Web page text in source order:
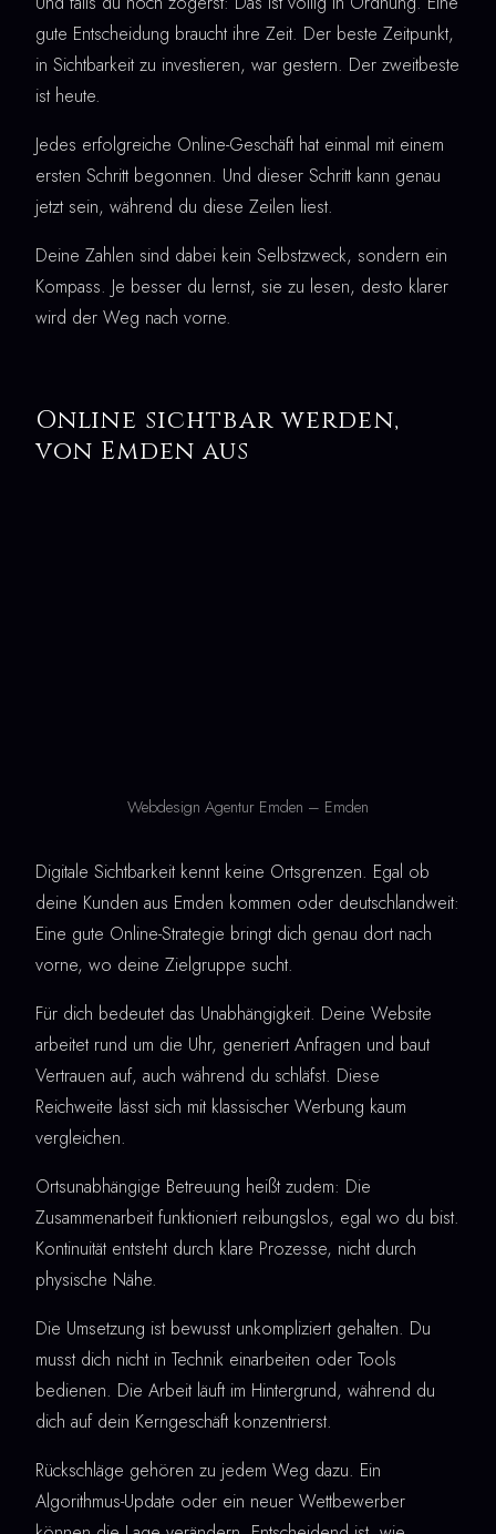
gute Entscheidung braucht ihre Zeit. Der beste Zeitpunkt,
in Sichtbarkeit zu investieren, war gestern. Der zweitbeste
ist heute.
Jedes erfolgreiche Online-Geschäft hat einmal mit einem
ersten Schritt begonnen. Und dieser Schritt kann genau
jetzt sein, während du diese Zeilen liest.
Deine Zahlen sind dabei kein Selbstzweck, sondern ein
Kompass. Je besser du lernst, sie zu lesen, desto klarer
wird der Weg nach vorne.
Online sichtbar werden,
von Emden aus
Webdesign Agentur Emden – Emden
Digitale Sichtbarkeit kennt keine Ortsgrenzen. Egal ob
deine Kunden aus Emden kommen oder deutschlandweit:
Eine gute Online-Strategie bringt dich genau dort nach
vorne, wo deine Zielgruppe sucht.
Für dich bedeutet das Unabhängigkeit. Deine Website
arbeitet rund um die Uhr, generiert Anfragen und baut
Vertrauen auf, auch während du schläfst. Diese
Reichweite lässt sich mit klassischer Werbung kaum
vergleichen.
Ortsunabhängige Betreuung heißt zudem: Die
Zusammenarbeit funktioniert reibungslos, egal wo du bist.
Kontinuität entsteht durch klare Prozesse, nicht durch
physische Nähe.
Die Umsetzung ist bewusst unkompliziert gehalten. Du
musst dich nicht in Technik einarbeiten oder Tools
bedienen. Die Arbeit läuft im Hintergrund, während du
dich auf dein Kerngeschäft konzentrierst.
Rückschläge gehören zu jedem Weg dazu. Ein
Algorithmus-Update oder ein neuer Wettbewerber